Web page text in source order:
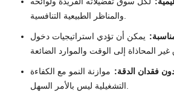
والمناظر الطبيعية التنافسية.
يمكن أن تؤدي استراتيجيات دخول
فقدان الدقة: موازنة النمو مع الكفاءة
التشغيلية ليس بالأمر السهل.